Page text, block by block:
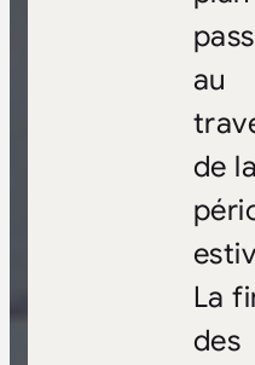
au
de la
La
des